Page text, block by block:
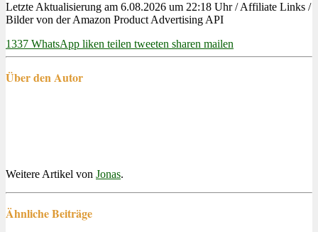
Letzte Aktualisierung am 6.08.2026 um 22:18 Uhr / Affiliate Links /
Bilder von der Amazon Product Advertising API
1337 WhatsApp liken teilen tweeten sharen mailen
Über den Autor
Weitere Artikel von Jonas.
Ähnliche Beiträge